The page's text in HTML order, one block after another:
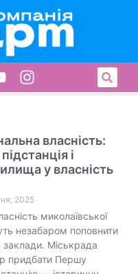
власність:
і
у власність
2025
миколаївської
незабаром поповнити
заклади. Міськрада
придбати Першу